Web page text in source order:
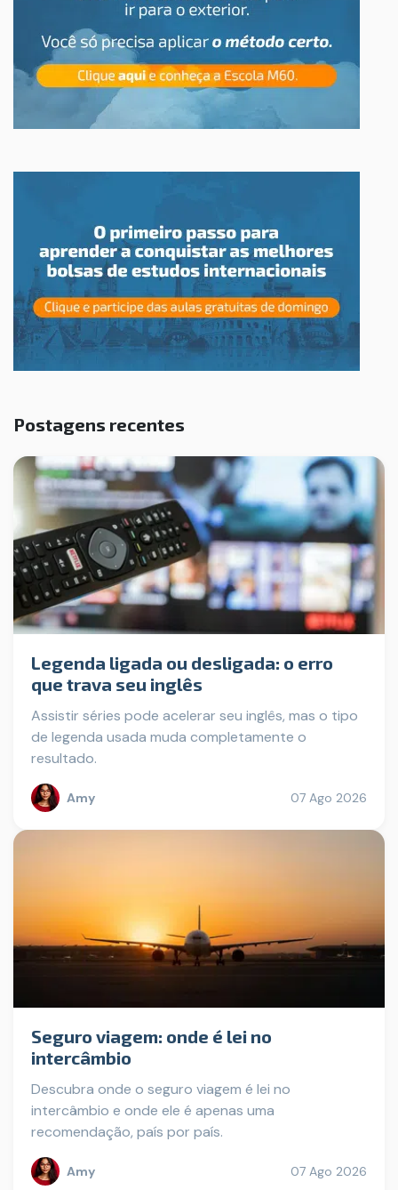
Postagens recentes
Legenda ligada ou desligada: o erro
que trava seu inglês
Assistir séries pode acelerar seu inglês, mas o tipo
de legenda usada muda completamente o
resultado.
Amy 07 Ago 2026
Seguro viagem: onde é lei no
intercâmbio
Descubra onde o seguro viagem é lei no
intercâmbio e onde ele é apenas uma
recomendação, país por país.
Amy 07 Ago 2026